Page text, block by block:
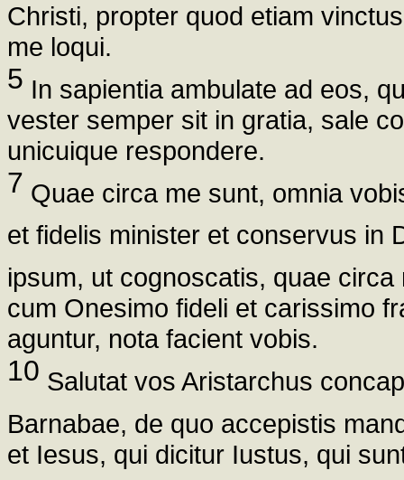
Christi, propter quod etiam
me loqui.
5 In sapientia ambulate ad eos,
vester semper sit in gratia, sale
unicuique respondere.
7 Quae circa me sunt, omnia
et fidelis minister et conservus in
ipsum, ut cognoscatis, quae
cum Onesimo fideli et carissimo
aguntur, nota facient vobis.
10 Salutat vos Aristarchus
Barnabae, de quo accepistis
et Iesus, qui dicitur Iustus, qui